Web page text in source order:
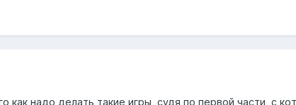
надо делать такие игры, судя по первой части, с